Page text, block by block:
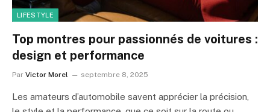
LIFESTYLE
Top montres pour passionnés de voitures :
design et performance
Par Victor Morel septembre 8, 2025
Les amateurs d’automobile savent apprécier la précision,